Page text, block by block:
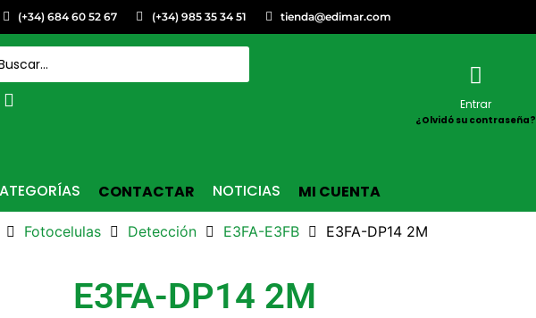
(+34) 684 60 52 67 (+34) 985 35 34 51 tienda@edimar.com
Entrar
¿Olvidó su contraseña?
CONTACTAR NOTICIAS MI CUENTA
Fotocelulas Detección E3FA-E3FB E3FA-DP14 2M
E3FA-DP14 2M